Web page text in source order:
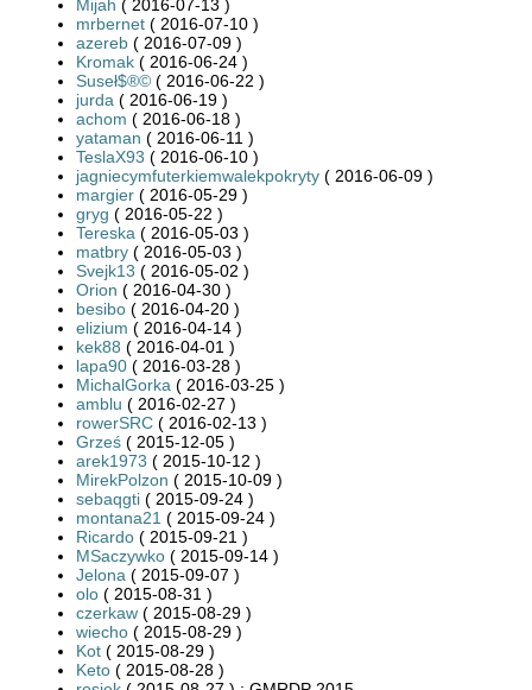
Mijah ( 2016-07-13 )
mrbernet ( 2016-07-10 )
azereb ( 2016-07-09 )
Kromak ( 2016-06-24 )
Suseł$®© ( 2016-06-22 )
jurda ( 2016-06-19 )
achom ( 2016-06-18 )
yataman ( 2016-06-11 )
TeslaX93 ( 2016-06-10 )
jagniecymfuterkiemwalekpokryty ( 2016-06-09 )
margier ( 2016-05-29 )
gryg ( 2016-05-22 )
Tereska ( 2016-05-03 )
matbry ( 2016-05-03 )
Svejk13 ( 2016-05-02 )
Orion ( 2016-04-30 )
besibo ( 2016-04-20 )
elizium ( 2016-04-14 )
kek88 ( 2016-04-01 )
lapa90 ( 2016-03-28 )
MichalGorka ( 2016-03-25 )
amblu ( 2016-02-27 )
rowerSRC ( 2016-02-13 )
Grześ ( 2015-12-05 )
arek1973 ( 2015-10-12 )
MirekPolzon ( 2015-10-09 )
sebaqgti ( 2015-09-24 )
montana21 ( 2015-09-24 )
Ricardo ( 2015-09-21 )
MSaczywko ( 2015-09-14 )
Jelona ( 2015-09-07 )
olo ( 2015-08-31 )
czerkaw ( 2015-08-29 )
wiecho ( 2015-08-29 )
Kot ( 2015-08-29 )
Keto ( 2015-08-28 )